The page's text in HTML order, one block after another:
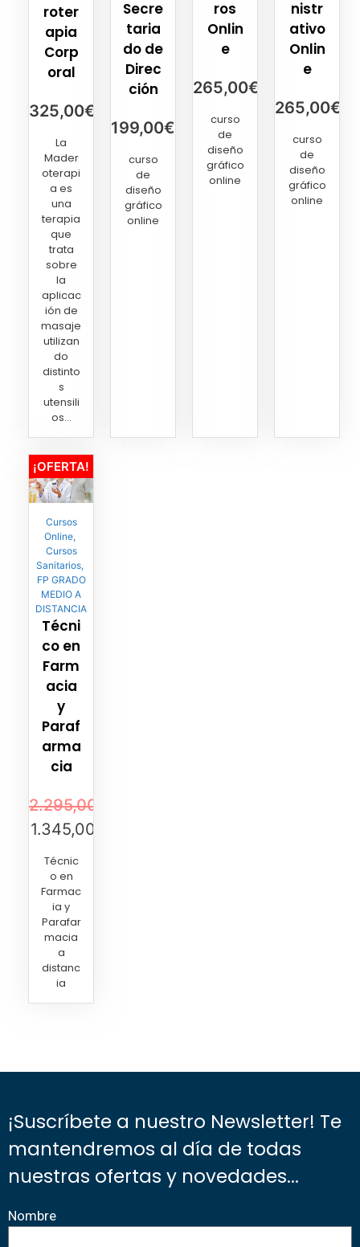
roter
apia
Corp
oral
325,00€
La
Mader
oterapi
a es
una
terapia
que
trata
sobre
la
aplicac
ión de
masaje
utilizan
do
distinto
s
utensili
os...
Secre
taria
do de
Direc
ción
199,00€
curso
de
diseño
gráfico
online
ros
Onlin
e
265,00€
curso
de
diseño
gráfico
online
nistr
ativo
Onlin
e
265,00€
curso
de
diseño
gráfico
online
¡OFERTA!
Cursos
Online,
Cursos
Sanitarios,
FP GRADO
MEDIO A
DISTANCIA
Técni
co en
Farm
acia
y
Paraf
arma
cia
2.295,00
1.345,00
Técnic
o en
Farmac
ia y
Parafar
macia
a
distanc
ia
¡Suscríbete a nuestro Newsletter! Te
mantendremos al día de todas
nuestras ofertas y novedades...
Nombre